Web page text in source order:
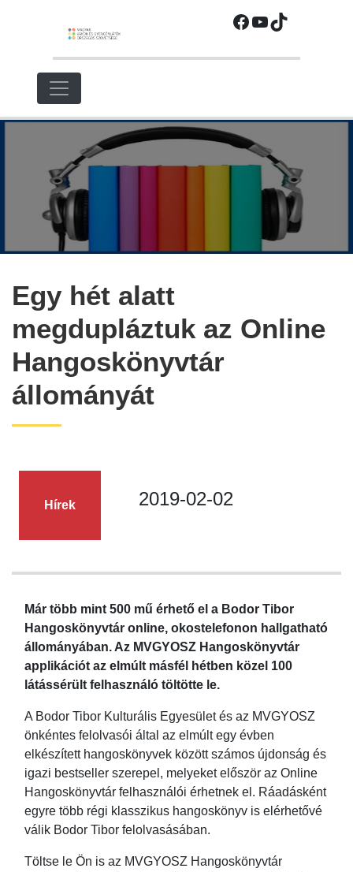
Facebook
YouTube
TikTok
Egy hét alatt
megdupláztuk az Online
Hangoskönyvtár
állományát
Hírek 2019-02-02
Már több mint 500 mű érhető el a Bodor Tibor
Hangoskönyvtár online, okostelefonon hallgatható
állományában. Az MVGYOSZ Hangoskönyvtár
applikációt az elmúlt másfél hétben közel 100
látássérült felhasználó töltötte le.
A Bodor Tibor Kulturális Egyesület és az MVGYOSZ
önkéntes felolvasói által az elmúlt egy évben
elkészített hangoskönyvek között számos újdonság és
igazi bestseller szerepel, melyeket először az Online
Hangoskönyvtár felhasználói érhetnek el. Ráadásként
egyre több régi klasszikus hangoskönyv is elérhetővé
válik Bodor Tibor felolvasásában.
Töltse le Ön is az MVGYOSZ Hangoskönyvtár